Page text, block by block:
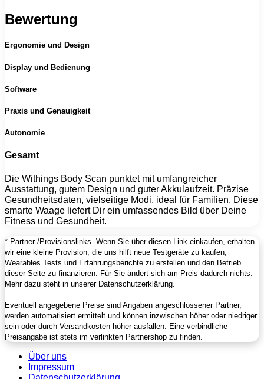
Bewertung
Ergonomie und Design
Display und Bedienung
Software
Praxis und Genauigkeit
Autonomie
Gesamt
Die Withings Body Scan punktet mit umfangreicher
Ausstattung, gutem Design und guter Akkulaufzeit. Präzise
Gesundheitsdaten, vielseitige Modi, ideal für Familien. Diese
smarte Waage liefert Dir ein umfassendes Bild über Deine
Fitness und Gesundheit.
* Partner-/Provisionslinks. Wenn Sie über diesen Link einkaufen, erhalten
wir eine kleine Provision, die uns hilft neue Testgeräte zu kaufen,
Wearables Tests und Erfahrungsberichte zu erstellen und den Betrieb
dieser Seite zu finanzieren. Für Sie ändert sich am Preis dadurch nichts.
Mehr dazu steht in unserer Datenschutzerklärung.
Eventuell angegebene Preise sind Angaben angeschlossener Partner,
werden automatisiert ermittelt und können inzwischen höher oder niedriger
sein oder durch Versandkosten höher ausfallen. Eine verbindliche
Preisangabe ist stets im verlinkten Partnershop zu finden.
Über uns
Impressum